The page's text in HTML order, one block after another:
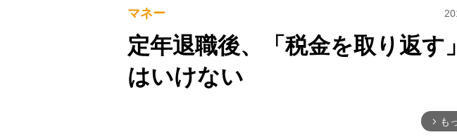
マネー
定年退職後、「税金を取り返す
はいけない
arrow_forward_ios も